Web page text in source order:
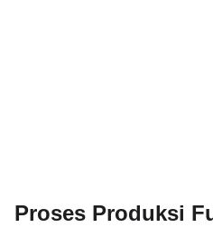
Proses Produksi